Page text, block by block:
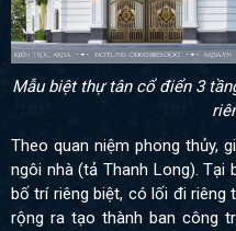
Mẫu biệt thự tân cổ điển 3
Theo quan niệm phong thủy,
ngôi nhà (tả Thanh Long).
bố trí riêng biệt, có lối đi riêng
rộng ra tạo thành ban công